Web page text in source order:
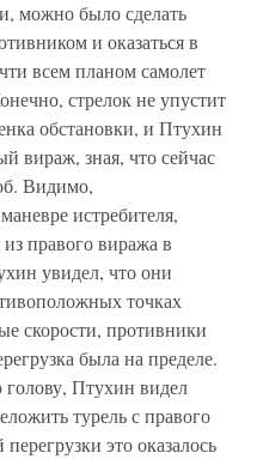
можно было сделать
и оказаться в
всем планом самолет
стрелок не упустит
обстановки, и Птухин
вираж, зная, что сейчас
Видимо,
истребителя,
правого виража в
увидел, что они
точках
скорости, противники
была на пределе.
Птухин видел
турель с правого
это оказалось